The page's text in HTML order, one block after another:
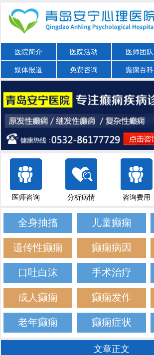
医院简介 医院活动 医师团队
媒体报道 免费咨询 癫痫百科
医师咨询 分析病情 咨询费用
全身抽搐 儿童癫痫
遗传性癫痫 癫痫病因
口吐白沫 手术治疗
成人癫痫 癫痫发作
老年癫痫 癫痫症状
文章正文